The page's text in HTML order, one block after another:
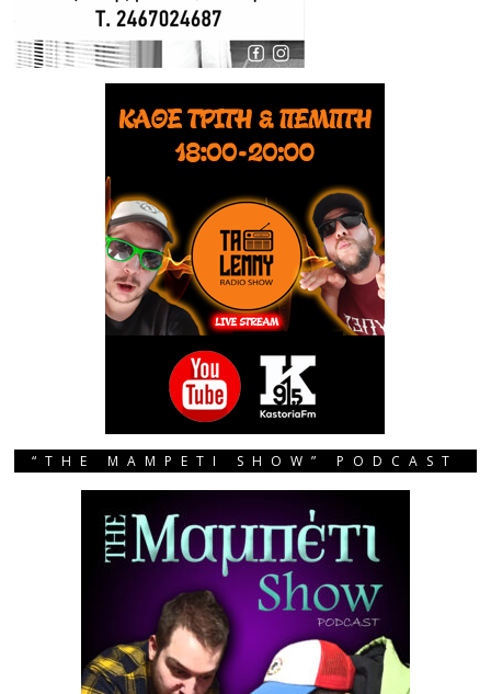
“THE MAMPETI SHOW” PODCAST